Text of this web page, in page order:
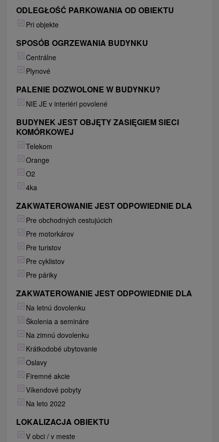
ODLEGŁOŚĆ PARKOWANIA OD OBIEKTU
Pri objekte
SPOSÓB OGRZEWANIA BUDYNKU
Centrálne
Plynové
PALENIE DOZWOLONE W BUDYNKU?
NIE JE v interiéri povolené
BUDYNEK JEST OBJĘTY ZASIĘGIEM SIECI
KOMÓRKOWEJ
Telekom
Orange
O2
4ka
ZAKWATEROWANIE JEST ODPOWIEDNIE DLA
Pre obchodných cestujúcich
Pre motorkárov
Pre turistov
Pre cyklistov
Pre páriky
ZAKWATEROWANIE JEST ODPOWIEDNIE DLA
Na letnú dovolenku
Školenia a semináre
Na zimnú dovolenku
Krátkodobé ubytovanie
Oslavy
Firemné akcie
Víkendové pobyty
Na leto 2022
LOKALIZACJA OBIEKTU
V obci / v meste